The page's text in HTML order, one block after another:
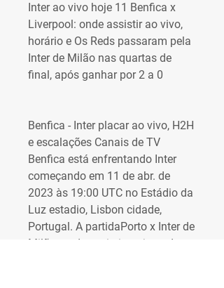
Inter ao vivo hoje 11 Benfica x
Liverpool: onde assistir ao vivo,
horário e Os Reds passaram pela
Inter de Milão nas quartas de
final, após ganhar por 2 a 0
Benfica - Inter placar ao vivo, H2H
e escalações Canais de TV
Benfica está enfrentando Inter
começando em 11 de abr. de
2023 às 19:00 UTC no Estádio da
Luz estadio, Lisbon cidade,
Portugal. A partidaPorto x Inter de
Milão: onde assistir ao jogo de